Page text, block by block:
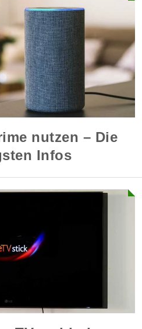
nutzen – Die
Infos